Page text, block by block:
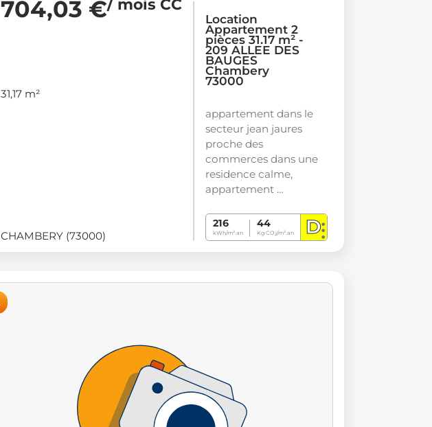
704,03 €/ mois CC
31,17 m²
CHAMBERY (73000)
Location
Appartement 2
pièces 31.17 m² -
209 ALLEE DES
BAUGES
Chambery
73000
appartement dans le
secteur jean jaures
proche des
commerces dans une
residence calme,
appartement …
216
kWh/m².an
44
Kg CO2/m².an D